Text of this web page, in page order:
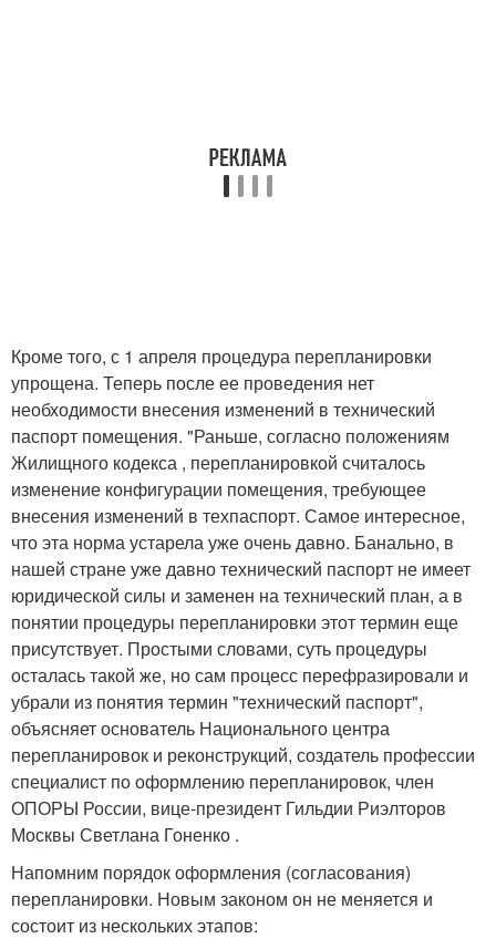
Кроме того, с 1 апреля процедура перепланировки
упрощена. Теперь после ее проведения нет
необходимости внесения изменений в технический
паспорт помещения. "Раньше, согласно положениям
Жилищного кодекса , перепланировкой считалось
изменение конфигурации помещения, требующее
внесения изменений в техпаспорт. Самое интересное,
что эта норма устарела уже очень давно. Банально, в
нашей стране уже давно технический паспорт не имеет
юридической силы и заменен на технический план, а в
понятии процедуры перепланировки этот термин еще
присутствует. Простыми словами, суть процедуры
осталась такой же, но сам процесс перефразировали и
убрали из понятия термин "технический паспорт",
объясняет основатель Национального центра
перепланировок и реконструкций, создатель профессии
специалист по оформлению перепланировок, член
ОПОРЫ России, вице-президент Гильдии Риэлторов
Москвы Светлана Гоненко .
Напомним порядок оформления (согласования)
перепланировки. Новым законом он не меняется и
состоит из нескольких этапов: